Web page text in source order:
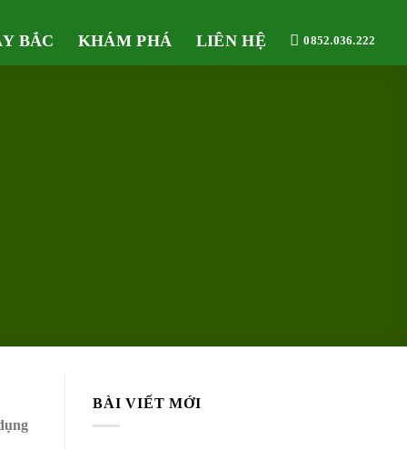
BẮC KHÁM PHÁ LIÊN HỆ 0852.036.222
BÀI VIẾT MỚI